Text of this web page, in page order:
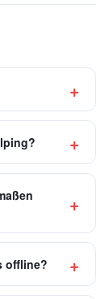
offline?